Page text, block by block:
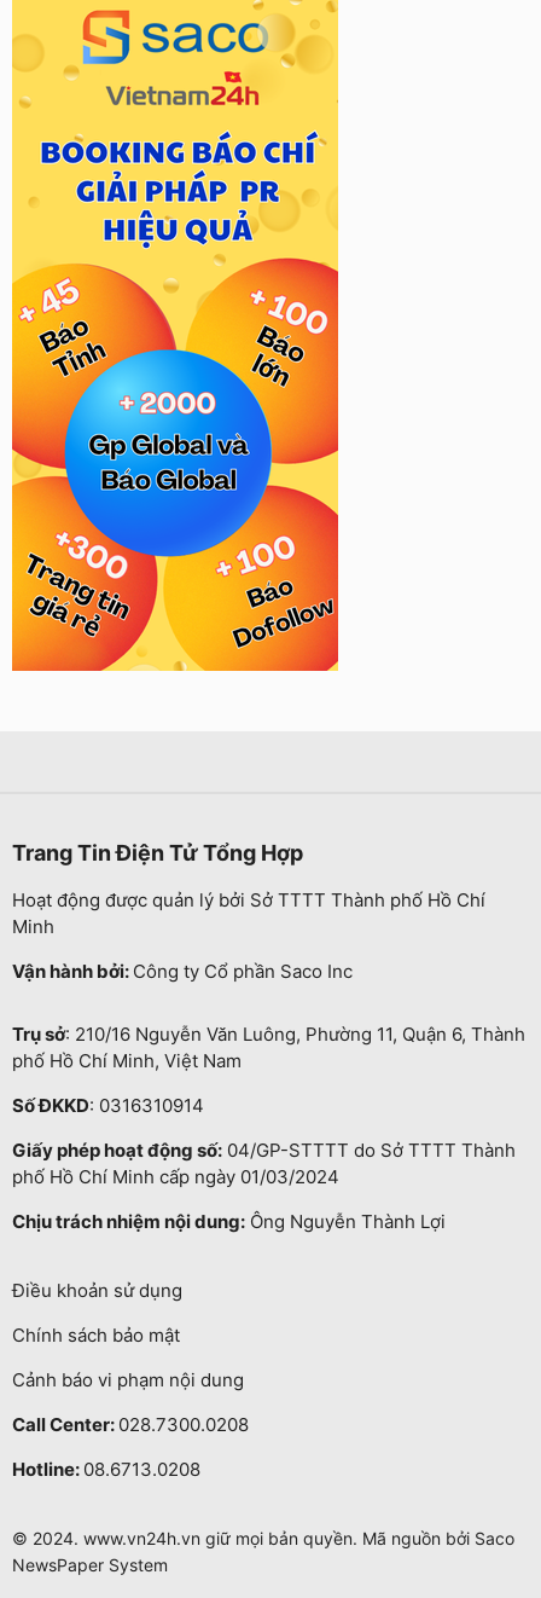
Trang Tin Điện Tử Tổng Hợp
Hoạt động được quản lý bởi Sở TTTT Thành phố Hồ Chí
Minh
Vận hành bởi: Công ty Cổ phần Saco Inc
Trụ sở: 210/16 Nguyễn Văn Luông, Phường 11, Quận 6, Thành
phố Hồ Chí Minh, Việt Nam
Số ĐKKD: 0316310914
Giấy phép hoạt động số: 04/GP-STTTT do Sở TTTT Thành
phố Hồ Chí Minh cấp ngày 01/03/2024
Chịu trách nhiệm nội dung: Ông Nguyễn Thành Lợi
Điều khoản sử dụng
Chính sách bảo mật
Cảnh báo vi phạm nội dung
Call Center: 028.7300.0208
Hotline: 08.6713.0208
© 2024. www.vn24h.vn giữ mọi bản quyền. Mã nguồn bởi Saco
NewsPaper System